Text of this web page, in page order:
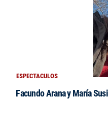
ESPECTACULOS
Facundo Arana y María